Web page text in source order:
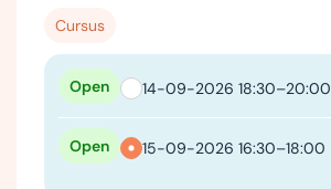
Cursus
14-09-2026 18:30–20:00
Open
15-09-2026 16:30–18:00
Open